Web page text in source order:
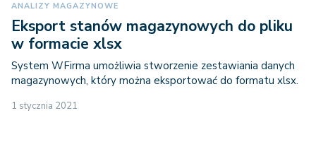
ANALIZY MAGAZYNOWE
Eksport stanów magazynowych do pliku
w formacie xlsx
System WFirma umożliwia stworzenie zestawiania danych
magazynowych, który można eksportować do formatu xlsx.
1 stycznia 2021